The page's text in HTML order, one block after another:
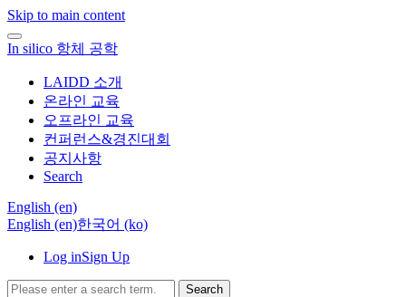
Skip to main content
In silico 항체 공학
LAIDD 소개
온라인 교육
오프라인 교육
컨퍼런스&경진대회
공지사항
Search
English ‎(en)‎
English ‎(en)‎한국어 ‎(ko)‎
Log inSign Up
Search